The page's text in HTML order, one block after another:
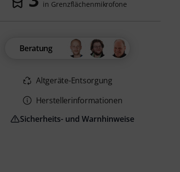
in Grenzflächenmikrofone
Beratung
Altgeräte-Entsorgung
Herstellerinformationen
Sicherheits- und Warnhinweise